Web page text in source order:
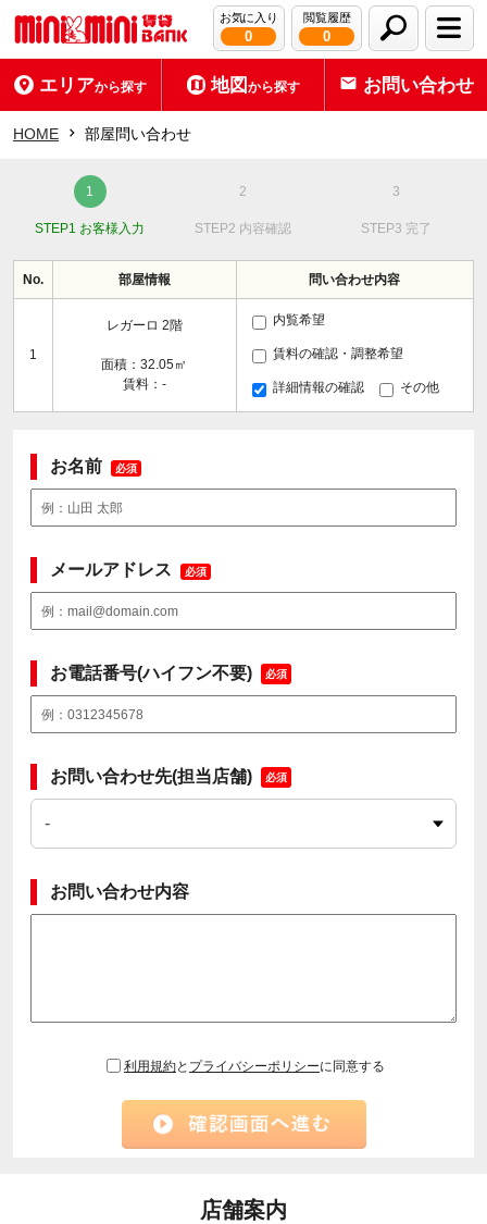
お気に入り
0
閲覧履歴
0
エリアから探す 地図から探す お問い合わせ
HOME 部屋問い合わせ
STEP1 お客様入力 STEP2 内容確認 STEP3 完了
No. 部屋情報 問い合わせ内容
1
レガーロ 2階
面積：32.05㎡
賃料：-
内覧希望
賃料の確認・調整希望
詳細情報の確認 その他
お名前 必須
メールアドレス 必須
お電話番号(ハイフン不要) 必須
お問い合わせ先(担当店舗) 必須
お問い合わせ内容
利用規約と プライバシーポリシーに同意する
店舗案内